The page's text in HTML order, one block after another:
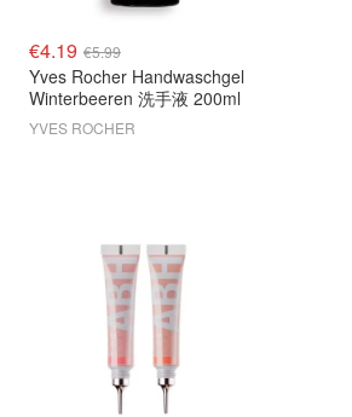
€4.19 €5.99
Yves Rocher Handwaschgel
Winterbeeren 洗手液 200ml
YVES ROCHER